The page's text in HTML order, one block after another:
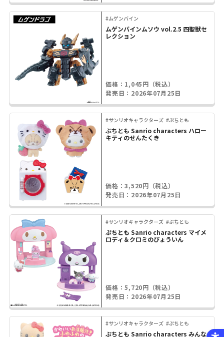
#ムゲンバイン
ムゲンバインムソウ vol.2.5 四聖獣セ
レクション
価格：1,045円（税込）
発売日：2026年07月25日
#サンリオキャラクターズ #ぷちとも
ぷちとも Sanrio characters ハロー
キティのせんたくき
価格：3,520円（税込）
発売日：2026年07月25日
#サンリオキャラクターズ #ぷちとも
ぷちとも Sanrio characters マイメ
ロディ＆クロミのびょういん
価格：5,720円（税込）
発売日：2026年07月25日
#サンリオキャラクターズ #ぷちとも
ぷちとも Sanrio characters みんな